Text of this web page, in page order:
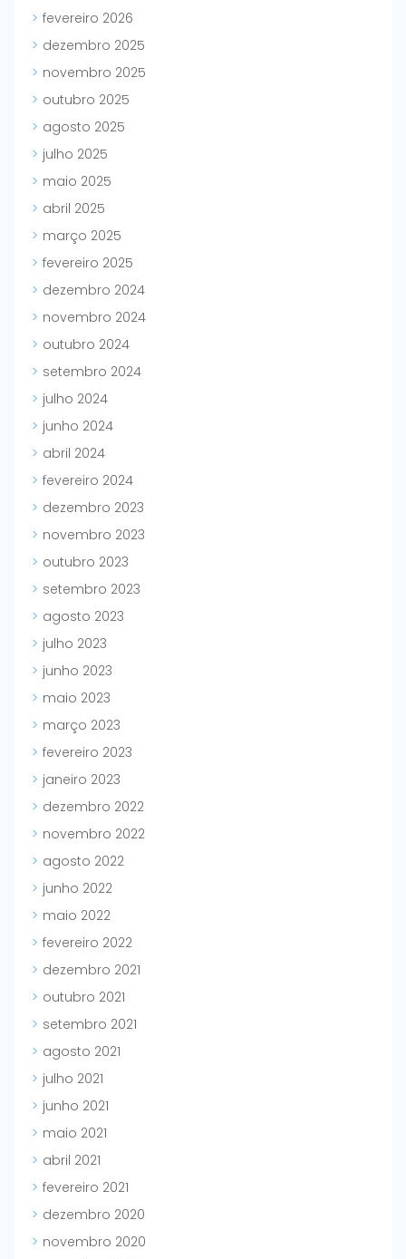
fevereiro 2026
dezembro 2025
novembro 2025
outubro 2025
agosto 2025
julho 2025
maio 2025
abril 2025
março 2025
fevereiro 2025
dezembro 2024
novembro 2024
outubro 2024
setembro 2024
julho 2024
junho 2024
abril 2024
fevereiro 2024
dezembro 2023
novembro 2023
outubro 2023
setembro 2023
agosto 2023
julho 2023
junho 2023
maio 2023
março 2023
fevereiro 2023
janeiro 2023
dezembro 2022
novembro 2022
agosto 2022
junho 2022
maio 2022
fevereiro 2022
dezembro 2021
outubro 2021
setembro 2021
agosto 2021
julho 2021
junho 2021
maio 2021
abril 2021
fevereiro 2021
dezembro 2020
novembro 2020